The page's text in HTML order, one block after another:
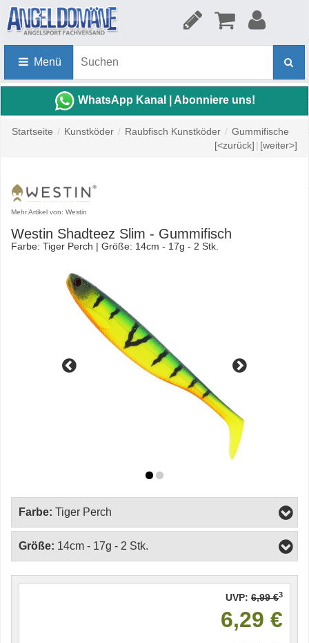
Menü
WhatsApp Kanal | Abonniere uns!
Startseite / Kunstköder / Raubfisch Kunstköder / Gummifische
[<zurück] | [weiter>]
Mehr Artikel von: Westin
Westin Shadteez Slim - Gummifisch
Farbe: Tiger Perch | Größe: 14cm - 17g - 2 Stk.
Farbe: Tiger Perch
Größe: 14cm - 17g - 2 Stk.
UVP: 6,99 €3
6,29 €